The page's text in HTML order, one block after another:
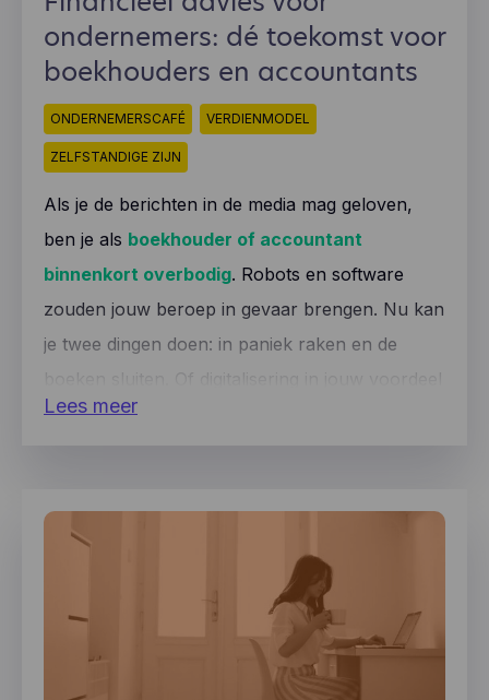
ondernemers: dé toekomst voor
boekhouders en accountants
ONDERNEMERSCAFÉ VERDIENMODEL
ZELFSTANDIGE ZIJN
Als je de berichten in de media mag geloven,
ben je als boekhouder of accountant
binnenkort overbodig. Robots en software
zouden jouw beroep in gevaar brengen. Nu kan
je twee dingen doen: in paniek raken en de
gebruiken.
Lees meer